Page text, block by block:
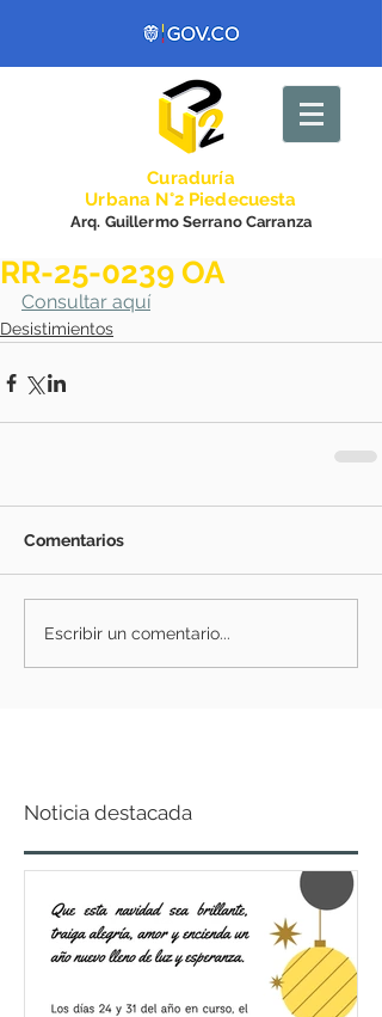
Curaduría
Urbana N°2 Piedecuesta
Arq. Guillermo Serrano Carranza
RR-25-0239 OA
Consultar aquí
Desistimientos
Comentarios
Escribir un comentario...
Noticia destacada